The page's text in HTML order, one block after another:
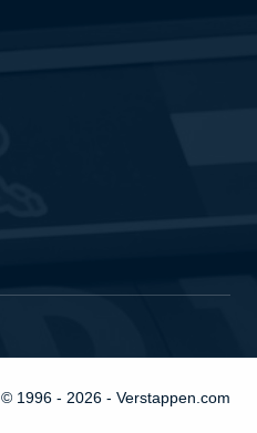
© 1996 - 2026 - Verstappen.com